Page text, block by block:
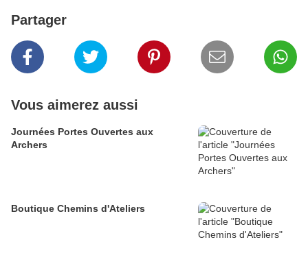
Partager
Vous aimerez aussi
Journées Portes Ouvertes aux
Archers
Boutique Chemins d'Ateliers